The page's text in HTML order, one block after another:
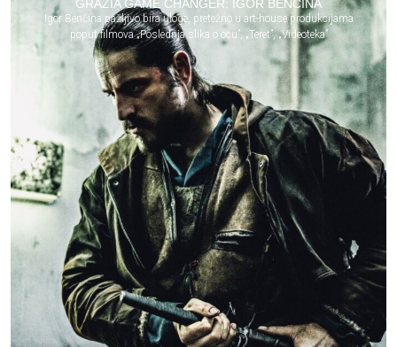
GRAZIA GAME CHANGER: IGOR BENČINA
Igor Benčina pažljivo bira uloge, pretežno u art-house produkcijama
poput filmova „Poslednja slika o ocu”, „Teret”, „Videoteka”